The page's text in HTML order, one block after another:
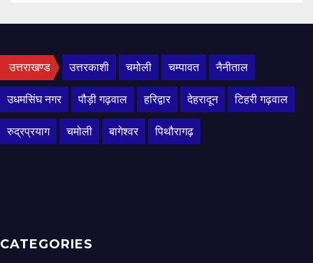
उत्तराखण्ड उत्तरकाशी चमोली चम्पावत नैनीताल
उधमसिंघ नगर पौड़ी गढ़वाल हरिद्वार देहरादून टिहरी गढ़वाल
रुद्रप्रयाग चमोली बागेश्वर पिथौरागढ़
CATEGORIES